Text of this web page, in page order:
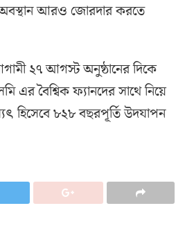
অবস্থান আরও জোরদার করতে
২৭ আগস্ট অনুষ্ঠানের দিকে
এর বৈশ্বিক ফ্যানদের সাথে নিয়ে
হিসেবে ৮২৮ বছরপূর্তি উদযাপন